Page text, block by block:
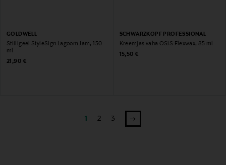
GOLDWELL
Stiiligeel StyleSign Lagoom Jam, 150
ml
Original Price
21,90 €
SCHWARZKOPF PROFESSIONAL
Kreemjas vaha OSiS Flexwax, 85 ml
Original Price
15,50 €
1 2 3